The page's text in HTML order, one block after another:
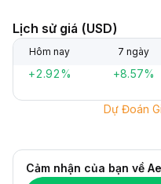
Lịch sử giá (USD)
Hôm nay 7 ngày
+2.92% +8.57%
Dự Đoán
Cảm nhận của bạn về